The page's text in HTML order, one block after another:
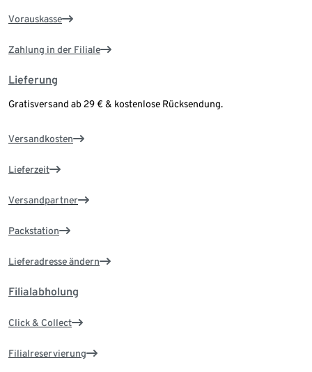
Vorauskasse
Zahlung in der Filiale
Lieferung
Gratisversand ab 29 € & kostenlose Rücksendung.
Versandkosten
Lieferzeit
Versandpartner
Packstation
Lieferadresse ändern
Filialabholung
Click & Collect
Filialreservierung